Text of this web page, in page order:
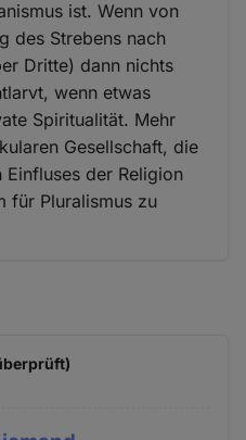
ist. Wenn von
des Strebens nach
Dritte) dann nichts
wenn etwas
Spiritualität. Mehr
Gesellschaft, die
der Religion
für Pluralismus zu